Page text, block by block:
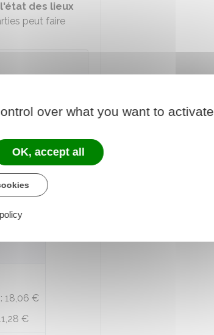
des lieux
peut faire
accusé de
de justice et
18,06 €
€
over what you want to activate
OK, accept all